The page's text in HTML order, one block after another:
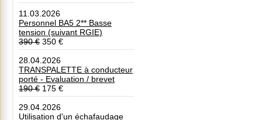
11.03.2026
Personnel BA5 2** Basse
tension (suivant RGIE)
390 € 350 €
28.04.2026
TRANSPALETTE à conducteur
porté - Evaluation / brevet
190 € 175 €
29.04.2026
Utilisation d'un échafaudage